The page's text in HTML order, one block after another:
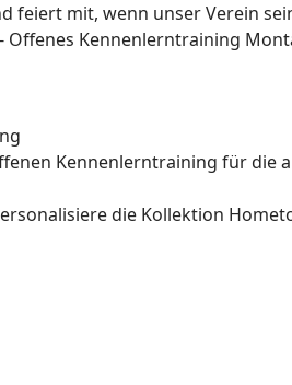
feiert mit, wenn unser Verein
Offenes Kennenlerntraining
Kennenlerntraining für die
die Kollektion